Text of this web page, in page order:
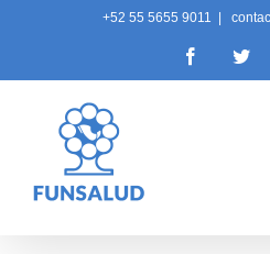
+52 55 5655 9011
Facebook